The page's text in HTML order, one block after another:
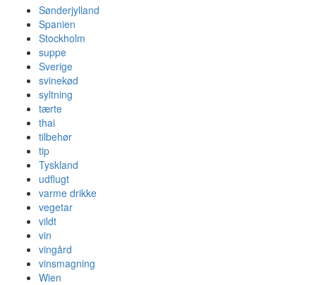
Sønderjylland
Spanien
Stockholm
suppe
Sverige
svinekød
syltning
tærte
thai
tilbehør
tip
Tyskland
udflugt
varme drikke
vegetar
vildt
vin
vingård
vinsmagning
Wien